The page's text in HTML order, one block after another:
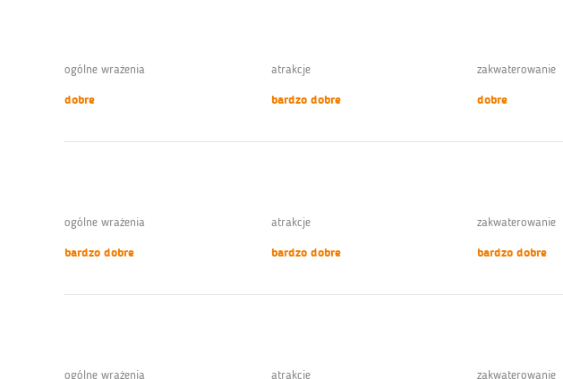
ogólne wrażenia
dobre
atrakcje
bardzo dobre
zakwaterowanie
dobre
ogólne wrażenia
bardzo dobre
atrakcje
bardzo dobre
zakwaterowanie
bardzo dobre
ogólne wrażenia
atrakcje
zakwaterowanie